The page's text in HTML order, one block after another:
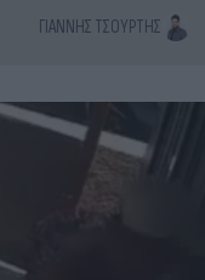
ΓΙΆΝΝΗΣ ΤΣΟΎΡΤΗΣ